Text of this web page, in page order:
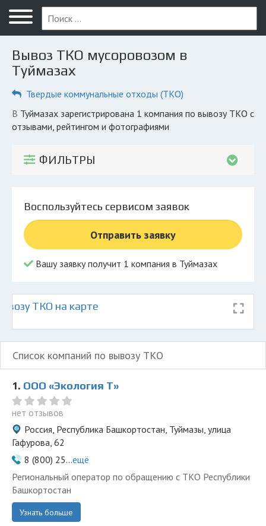
Меню
Главная
Вопрос юристу
Вывоз
Рег. операторы
Личный кабинет
© 2026 Все права защищены
Вывоз ТКО мусоровозом в
Туймазах
Твердые коммунальные отходы (ТКО)
в Туймазах зарегистрирована 1 компания по вывозу ТКО с
отзывами, рейтингом и фотографиями
ФИЛЬТРЫ
Воспользуйтесь сервисом заявок
Отправить заявку
Вашу заявку получит 1 компания в Туймазах
ТКО на карте
Список компаний по вывозу ТКО
1. ООО «Экология Т»
нет отзывов
Россия, Республика Башкортостан, Туймазы, улица
Гафурова, 62
8 (800) 25...ещё
Региональный оператор по обращению с ТКО Республики
Башкортостан
Узнать больше